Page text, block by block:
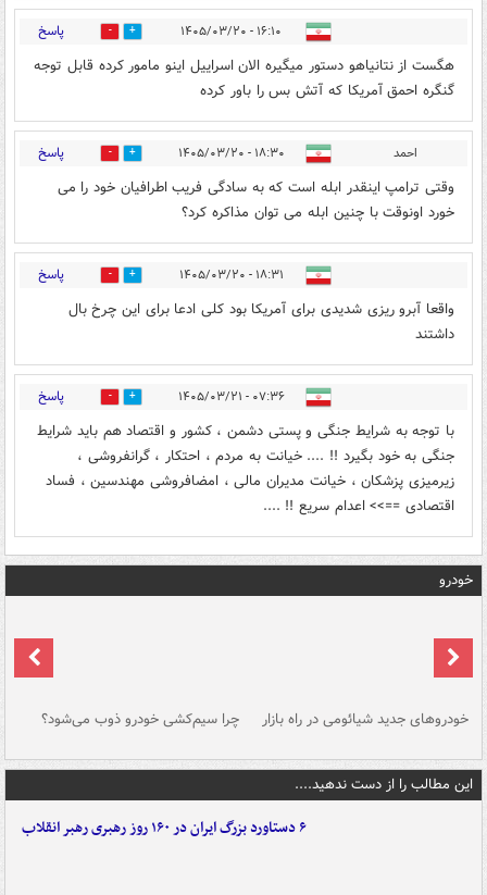
۱۶:۱۰ - ۱۴۰۵/۰۳/۲۰ 3 پاسخ
هگست از نتانیاهو دستور میگیره الان اسراییل اینو مامور کرده قابل توجه
گنگره احمق آمریکا که آتش بس را باور کرده
احمد ۱۸:۳۰ - ۱۴۰۵/۰۳/۲۰ 0 پاسخ
وقتی ترامپ اینقدر ابله است که به سادگی فریب اطرافیان خود را می
خورد اونوقت با چنین ابله می توان مذاکره کرد؟
۱۸:۳۱ - ۱۴۰۵/۰۳/۲۰ 0 پاسخ
واقعا آبرو ریزی شدیدی برای آمریکا بود کلی ادعا برای این چرخ بال
داشتند
۰۷:۳۶ - ۱۴۰۵/۰۳/۲۱ 1 پاسخ
با توجه به شرایط جنگی و پستی دشمن ، کشور و اقتصاد هم باید شرایط
جنگی به خود بگیرد !! .... خیانت به مردم ، احتکار ، گرانفروشی ،
زیرمیزی پزشکان ، خیانت مدیران مالی ، امضافروشی مهندسین ، فساد
اقتصادی ==>> اعدام سریع !! ....
خودرو
خودروهای جدید شیائومی در راه بازار چرا سیم‌کشی خودرو ذوب می‌شود؟
این مطالب را از دست ندهید....
۶ دستاورد بزرگ ایران در ۱۶۰ روز رهبری رهبر انقلاب